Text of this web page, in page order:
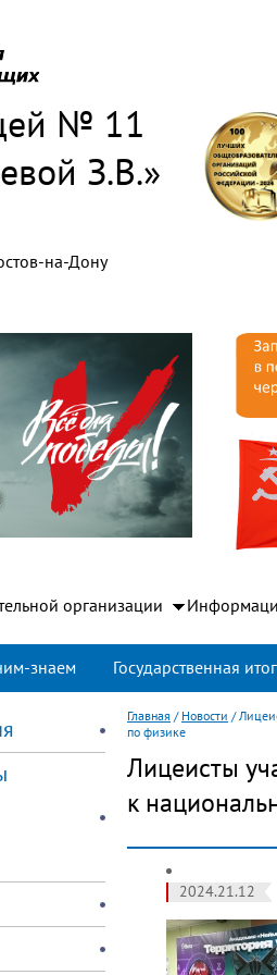
№ 11
З.В.»
на-Дону
организации
знаем Государственная
Главная / Новости /
по физике
Лицеисты
к
2024.21.12